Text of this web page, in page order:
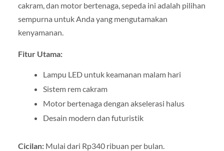
cakram, dan motor bertenaga, sepeda ini adalah pilihan
sempurna untuk Anda yang mengutamakan
kenyamanan.
Fitur Utama:
Lampu LED untuk keamanan malam hari
Sistem rem cakram
Motor bertenaga dengan akselerasi halus
Desain modern dan futuristik
Cicilan:Mulai dari Rp340 ribuan per bulan.